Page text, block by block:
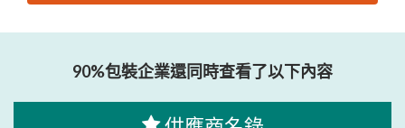
90%包裝企業還同時查看了以下內容